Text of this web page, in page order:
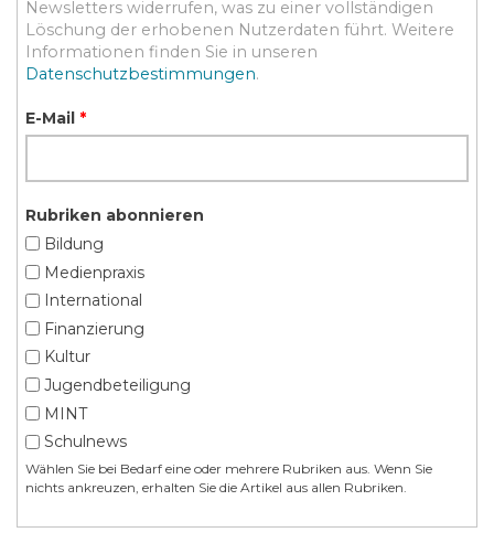
Newsletters widerrufen, was zu einer vollständigen
Löschung der erhobenen Nutzerdaten führt. Weitere
Informationen finden Sie in unseren
Datenschutzbestimmungen.
E-Mail *
Rubriken abonnieren
Bildung
Medienpraxis
International
Finanzierung
Kultur
Jugendbeteiligung
MINT
Schulnews
Wählen Sie bei Bedarf eine oder mehrere Rubriken aus. Wenn Sie
nichts ankreuzen, erhalten Sie die Artikel aus allen Rubriken.